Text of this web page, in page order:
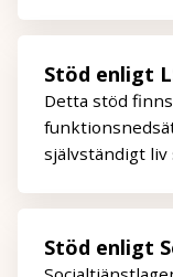
Stöd enligt
Detta stöd
självständigt liv
Stöd enligt